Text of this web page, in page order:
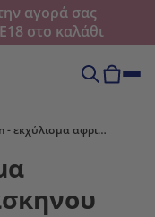
αγορά σας
στο καλάθι
Pygeum - εκχύλισμα αφρικανικού δαμάσκηνου